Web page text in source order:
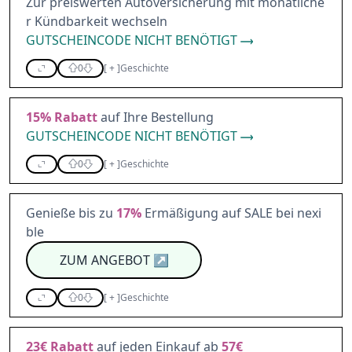
r Kündbarkeit wechseln
GUTSCHEINCODE NICHT BENÖTIGT
0 [+]Geschichte
15% Rabattauf Ihre Bestellung
GUTSCHEINCODE NICHT BENÖTIGT
0 [+]Geschichte
Genieße bis zu 17% Ermäßigung auf SALE bei nexi
ble
ZUM ANGEBOT↗
0 [+]Geschichte
23€ Rabattauf jeden Einkauf ab 57€